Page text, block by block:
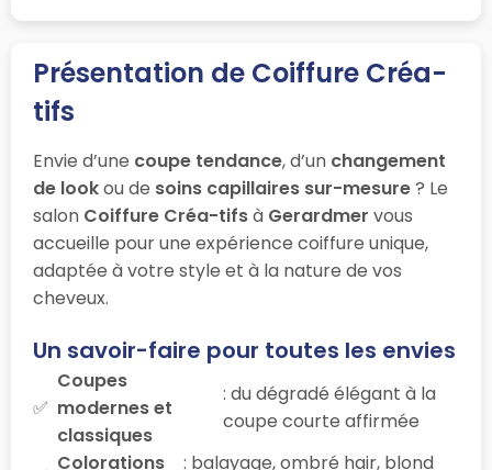
Présentation de Coiffure Créa-
tifs
Envie d’une coupe tendance, d’un changement
de lookou de soins capillaires sur-mesure? Le
salon Coiffure Créa-tifsà Gerardmer vous
accueille pour une expérience coiffure unique,
adaptée à votre style et à la nature de vos
cheveux.
Un savoir-faire pour toutes les envies
Coupes
modernes et
classiques
: du dégradé élégant à la
coupe courte affirmée
Colorations
: balayage, ombré hair, blond